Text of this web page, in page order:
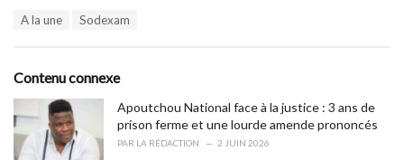
o
r
i
e
s
:
:
A la une Sodexam
Contenu connexe
Apoutchou National face à la justice : 3 ans de
prison ferme et une lourde amende prononcés
PAR LA RÉDACTION 2 JUIN 2026